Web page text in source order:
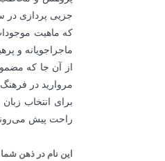
جزیی پردازی در
که ماهیت
ماجراجویانه و
از آن جا که
مروارید در
برای انتخاب
راحت پیش
این نام در ذهن